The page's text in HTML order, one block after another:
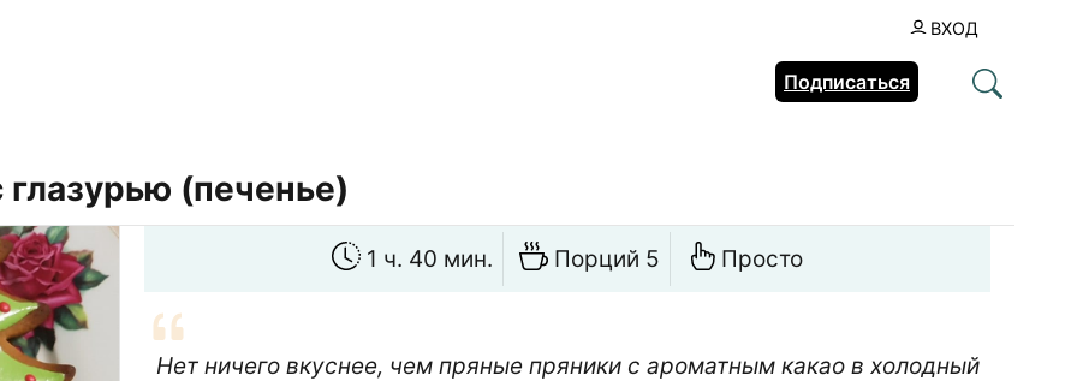
ВХОД
Подписаться
(печенье)
1 ч. 40 мин. Порций 5 Просто
Нет ничего вкуснее, чем пряные пряники с ароматным какао в холодный